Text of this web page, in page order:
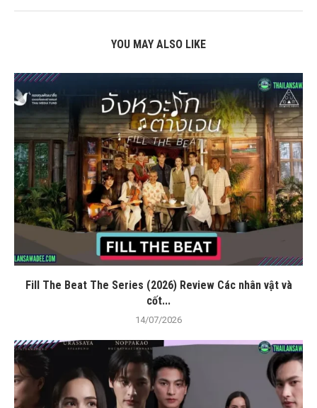
YOU MAY ALSO LIKE
Fill The Beat The Series (2026) Review Các nhân vật và
cốt...
14/07/2026